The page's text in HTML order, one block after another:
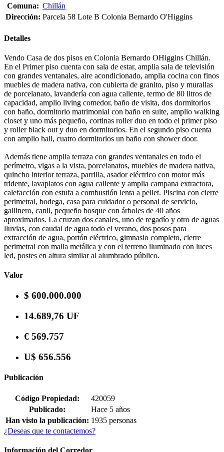
Comuna: Chillán
Dirección: Parcela 58 Lote B Colonia Bernardo O'Higgins
Detalles
Vendo Casa de dos pisos en Colonia Bernardo OHiggins Chillán.
En el Primer piso cuenta con sala de estar, amplia sala de televisión
con grandes ventanales, aire acondicionado, amplia cocina con finos
muebles de madera nativa, con cubierta de granito, piso y murallas
de porcelanato, lavandería con agua caliente, termo de 80 litros de
capacidad, amplio living comedor, baño de visita, dos dormitorios
con baño, dormitorio matrimonial con baño en suite, amplio walking
closet y uno más pequeño, cortinas roller duo en todo el primer piso
y roller black out y duo en dormitorios. En el segundo piso cuenta
con amplio hall, cuatro dormitorios un baño con shower door.
Además tiene amplia terraza con grandes ventanales en todo el
perímetro, vigas a la vista, porcelanatos, muebles de madera nativa,
quincho interior terraza, parrilla, asador eléctrico con motor más
tridente, lavaplatos con agua caliente y amplia campana extractora,
calefacción con estufa a combustión lenta a pellet. Piscina con cierre
perimetral, bodega, casa para cuidador o personal de servicio,
gallinero, canil, pequeño bosque con árboles de 40 años
aproximados. La cruzan dos canales, uno de regadío y otro de aguas
lluvias, con caudal de agua todo el verano, dos posos para
extracción de agua, portón eléctrico, gimnasio completo, cierre
perimetral con malla metálica y con el terreno iluminado con luces
led, postes en altura similar al alumbrado público.
Valor
$ 600.000.000
14.689,76 UF
€ 569.757
U$ 656.556
Publicación
Código Propiedad:
420059
Publicado:
Hace 5 años
Han visto la publicación: 1935 personas
¿Deseas que te contactemos?